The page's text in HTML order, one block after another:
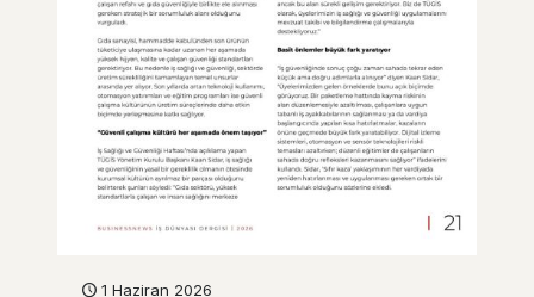
1 Haziran 2026